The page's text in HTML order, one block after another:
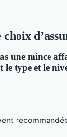
une mince
le type et le